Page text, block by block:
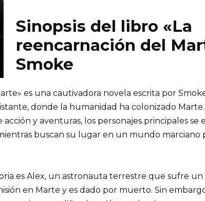
Sinopsis del libro «La
reencarnación del
Smoke
es una cautivadora novela escrita por
donde la humanidad ha colonizado Marte.
y aventuras, los personajes principales se
buscan su lugar en un mundo marciano
es Alex, un astronauta terrestre que sufre un
en Marte y es dado por muerto. Sin